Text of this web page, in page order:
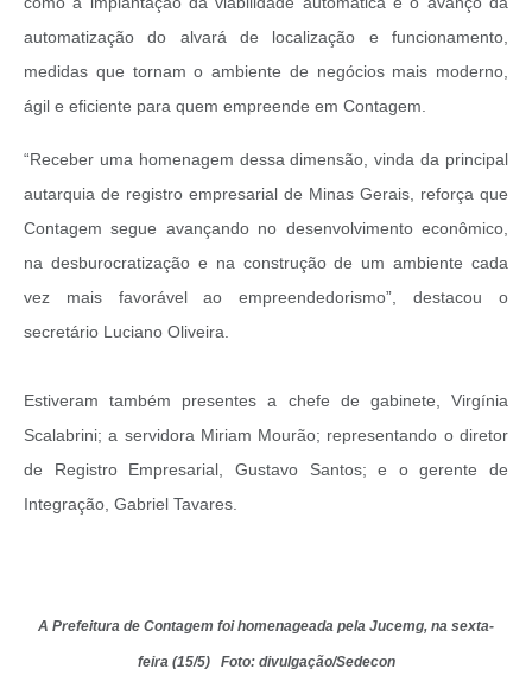
automatização do alvará de localização e funcionamento,
medidas que tornam o ambiente de negócios mais moderno,
ágil e eficiente para quem empreende em Contagem.
“Receber uma homenagem dessa dimensão, vinda da principal
autarquia de registro empresarial de Minas Gerais, reforça que
Contagem segue avançando no desenvolvimento econômico,
na desburocratização e na construção de um ambiente cada
vez mais favorável ao empreendedorismo”, destacou o
secretário Luciano Oliveira.
Estiveram também presentes a chefe de gabinete, Virgínia
Scalabrini; a servidora Miriam Mourão; representando o diretor
de Registro Empresarial, Gustavo Santos; e o gerente de
Integração, Gabriel Tavares.
A Prefeitura de Contagem foi homenageada pela Jucemg, na sexta-
feira (15/5) Foto: divulgação/Sedecon